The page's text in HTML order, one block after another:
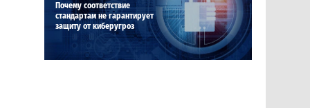
Почему соответствие
стандартам не гарантирует
защиту от киберугроз